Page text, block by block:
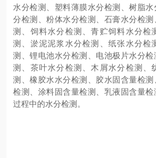
水分检测、塑料薄膜水分检测、树脂
分检测、粉体水分检测、石膏水分检
测、饲料水分检测、青贮饲料水分检
测、淤泥泥浆水分检测、纸张水分检
测、锂电池水分检测、电池极片水分
测、茶叶水分检测、木屑水分检测、
测、橡胶水水分检测、胶水固含量检
检测、涂料固含量检测、乳液固含量
过程中的水分检测。